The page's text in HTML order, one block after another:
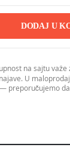
DODAJ U
na sajtu
U
preporučujemo